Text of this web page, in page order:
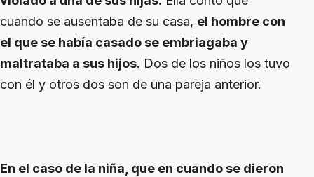
cuando se ausentaba de su casa, el hombre con
el que se había casado se embriagaba y
maltrataba a sus hijos. Dos de los niños los tuvo
con él y otros dos son de una pareja anterior.
En el caso de la niña, que en cuando se dieron